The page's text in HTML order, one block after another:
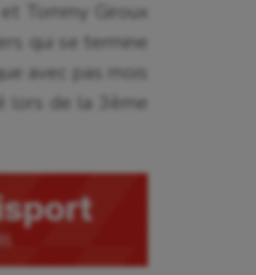
polo
Longue paume
Tommy Giroux
qui se termine
avec pas mois
lors de la 3ème